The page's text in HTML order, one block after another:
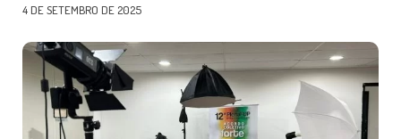
4 DE SETEMBRO DE 2025